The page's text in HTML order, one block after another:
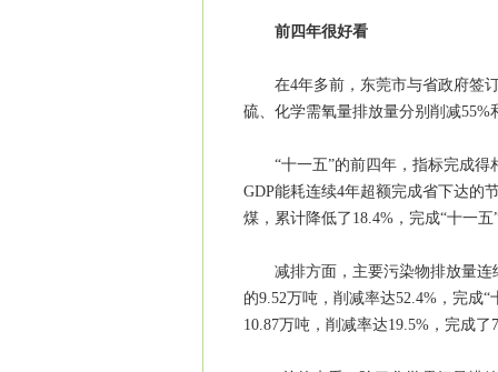
前四年很好看
在4年多前，东莞市与省政府签订
硫、化学需氧量排放量分别削减55%
“十一五”的前四年，指标完成得
GDP能耗连续4年超额完成省下达的
煤，累计降低了18.4%，完成“十一五
减排方面，主要污染物排放量连续
的9.52万吨，削减率达52.4%，完成
10.87万吨，削减率达19.5%，完成了